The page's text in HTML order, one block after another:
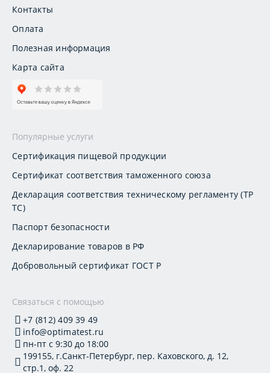
Контакты
Оплата
Полезная информация
Карта сайта
Популярные услуги
Сертификация пищевой продукции
Сертификат соответствия таможенного союза
Декларация соответствия техническому регламенту (ТР
ТС)
Паспорт безопасности
Декларирование товаров в РФ
Добровольный сертификат ГОСТ Р
Связаться с помощью
+7 (812) 409 39 49
info@optimatest.ru
пн-пт с 9:30 до 18:00
199155, г.Санкт-Петербург, пер. Каховского, д. 12,
стр.1, оф. 22